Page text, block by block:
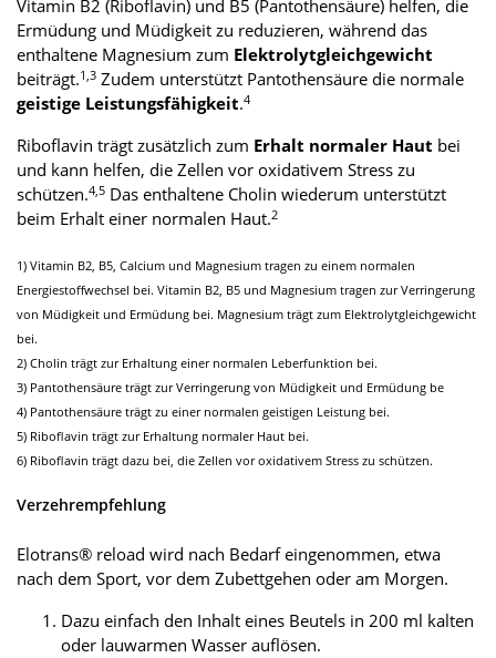
Vitamin B2 (Riboflavin) und B5 (Pantothensäure) helfen, die
Ermüdung und Müdigkeit zu reduzieren, während das
enthaltene Magnesium zum Elektrolytgleichgewicht
beiträgt.1,3 Zudem unterstützt Pantothensäure die normale
geistige Leistungsfähigkeit.4
Riboflavin trägt zusätzlich zum Erhalt normaler Haut bei
und kann helfen, die Zellen vor oxidativem Stress zu
schützen.4,5 Das enthaltene Cholin wiederum unterstützt
beim Erhalt einer normalen Haut.2
1) Vitamin B2, B5, Calcium und Magnesium tragen zu einem normalen
Energiestoffwechsel bei. Vitamin B2, B5 und Magnesium tragen zur Verringerung
von Müdigkeit und Ermüdung bei. Magnesium trägt zum Elektrolytgleichgewicht
bei.
2) Cholin trägt zur Erhaltung einer normalen Leberfunktion bei.
3) Pantothensäure trägt zur Verringerung von Müdigkeit und Ermüdung be
4) Pantothensäure trägt zu einer normalen geistigen Leistung bei.
5) Riboflavin trägt zur Erhaltung normaler Haut bei.
6) Riboflavin trägt dazu bei, die Zellen vor oxidativem Stress zu schützen.
Verzehrempfehlung
Elotrans® reload wird nach Bedarf eingenommen, etwa
nach dem Sport, vor dem Zubettgehen oder am Morgen.
Dazu einfach den Inhalt eines Beutels in 200 ml kalten
oder lauwarmen Wasser auflösen.